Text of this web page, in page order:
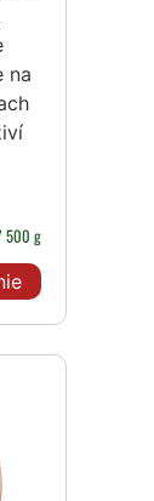
na
500 g